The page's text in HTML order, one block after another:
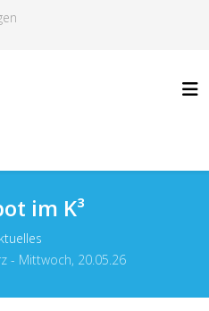
im K³
- Mittwoch, 20.05.26